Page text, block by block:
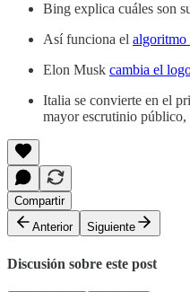
Bing explica cuáles son
Así funciona el algoritmo
Elon Musk cambia el
Italia se convierte en el
mayor escrutinio público,
Compartir
Anterior
Siguiente
Discusión sobre este post